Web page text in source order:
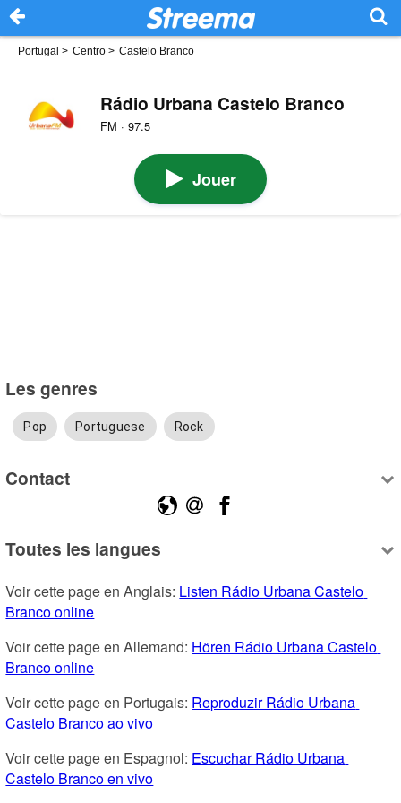
Portugal > Centro > Castelo Branco
Rádio Urbana Castelo Branco
FM · 97.5
Jouer
Les genres
Pop Portuguese Rock
Contact
Toutes les langues
Voir cette page en Anglais: Listen Rádio Urbana Castelo
Branco online
Voir cette page en Allemand: Hören Rádio Urbana Castelo
Branco online
Voir cette page en Portugais: Reproduzir Rádio Urbana
Castelo Branco ao vivo
Voir cette page en Espagnol: Escuchar Rádio Urbana
Castelo Branco en vivo